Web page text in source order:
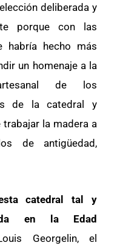
deliberada y
porque con las
habría hecho más
un homenaje a la
de los
de la catedral y
la madera a
de antigüedad,
catedral tal y
en la Edad
Georgelin, el